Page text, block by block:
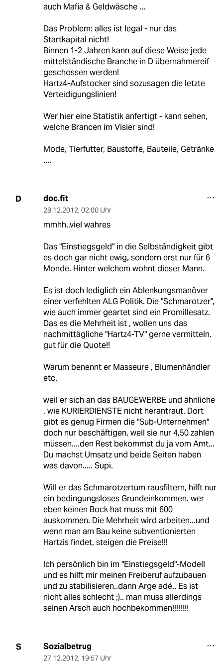
auch Mafia & Geldwäsche ...
Das Problem: alles ist legal - nur das
Startkapital nicht!
Binnen 1-2 Jahren kann auf diese Weise jede
mittelständische Branche in D übernahmereif
geschossen werden!
Hartz4-Aufstocker sind sozusagen die letzte
Verteidigungslinien!
Wer hier eine Statistik anfertigt - kann sehen,
welche Brancen im Visier sind!
Mode, Tierfutter, Baustoffe, Bauteile, Getränke
....
D doc.fit
28.12.2012, 02:00 Uhr
mmhh..viel wahres
Das "Einstiegsgeld" in die Selbständigkeit gibt
es doch gar nicht ewig, sondern erst nur für 6
Monde. Hinter welchem wohnt dieser Mann.
Es ist doch lediglich ein Ablenkungsmanöver
einer verfehlten ALG Politik. Die "Schmarotzer",
wie auch immer geartet sind ein Promillesatz.
Das es die Mehrheit ist , wollen uns das
nachmittägliche "Hartz4-TV" gerne vermitteln.
gut für die Quote!!
Warum benennt er Masseure , Blumenhändler
etc.
weil er sich an das BAUGEWERBE und ähnliche
, wie KURIERDIENSTE nicht herantraut. Dort
gibt es genug Firmen die "Sub-Unternehmen"
doch nur beschäftigen, weil sie nur 4,50 zahlen
müssen....den Rest bekommst du ja vom Amt...
Du machst Umsatz und beide Seiten haben
was davon..... Supi.
Will er das Schmarotzertum rausfiltern, hilft nur
ein bedingungsloses Grundeinkommen. wer
eben keinen Bock hat muss mit 600
auskommen. Die Mehrheit wird arbeiten...und
wenn man am Bau keine subventionierten
Hartzis findet, steigen die Preise!!!
Ich persönlich bin im "Einstiegsgeld"-Modell
und es hilft mir meinen Freiberuf aufzubauen
und zu stabilisieren..dann Arge adé.. Es ist
nicht alles schlecht ;).. man muss allerdings
seinen Arsch auch hochbekommen!!!!!!!!
S Sozialbetrug
27.12.2012, 19:57 Uhr